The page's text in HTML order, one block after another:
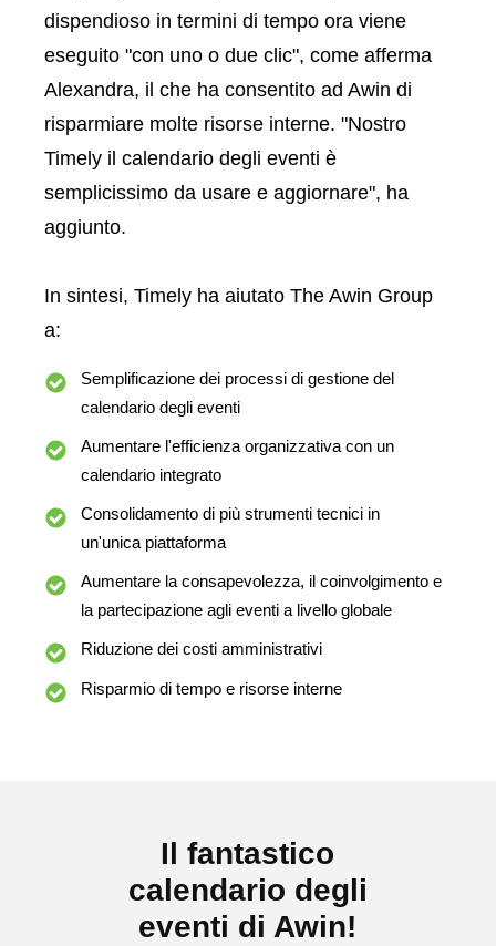
dispendioso in termini di tempo ora viene
eseguito "con uno o due clic", come afferma
Alexandra, il che ha consentito ad Awin di
risparmiare molte risorse interne. "Nostro
Timely il calendario degli eventi è
semplicissimo da usare e aggiornare", ha
aggiunto.
In sintesi, Timely ha aiutato The Awin Group
a:
Semplificazione dei processi di gestione del
calendario degli eventi
Aumentare l'efficienza organizzativa con un
calendario integrato
Consolidamento di più strumenti tecnici in
un'unica piattaforma
Aumentare la consapevolezza, il coinvolgimento e
la partecipazione agli eventi a livello globale
Riduzione dei costi amministrativi
Risparmio di tempo e risorse interne
Il fantastico
calendario degli
eventi di Awin!